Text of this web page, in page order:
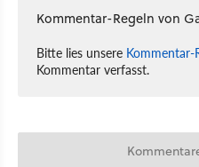
Kommentar-Regeln von
Bitte lies unsere Kommentar-
Kommentar verfasst.